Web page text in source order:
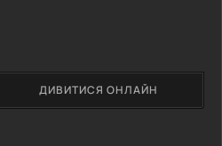
ДИВИТИСЯ ОНЛАЙН